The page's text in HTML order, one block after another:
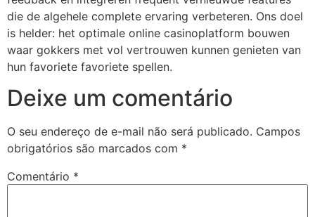
die de algehele complete ervaring verbeteren. Ons doel
is helder: het optimale online casinoplatform bouwen
waar gokkers met vol vertrouwen kunnen genieten van
hun favoriete favoriete spellen.
Deixe um comentário
O seu endereço de e-mail não será publicado. Campos
obrigatórios são marcados com *
Comentário *